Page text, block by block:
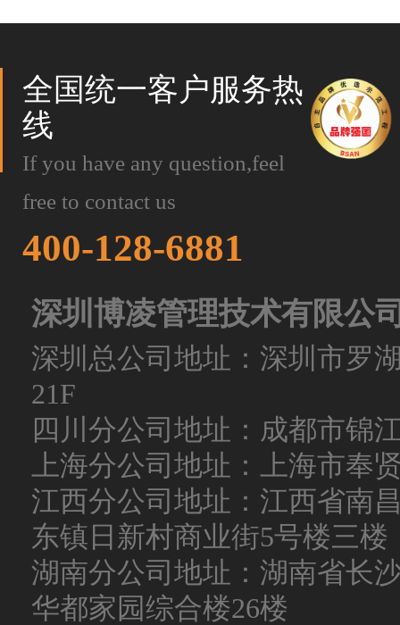
全国统一客户服务热
线
If you have any question,feel
free to contact us
400-128-6881
深圳博凌管理技术有限公
深圳总公司地址：深圳市罗
21F
四川分公司地址：成都市锦
上海分公司地址：上海市奉
江西分公司地址：江西省南
东镇日新村商业街5号楼三楼
湖南分公司地址：湖南省长
华都家园综合楼26楼